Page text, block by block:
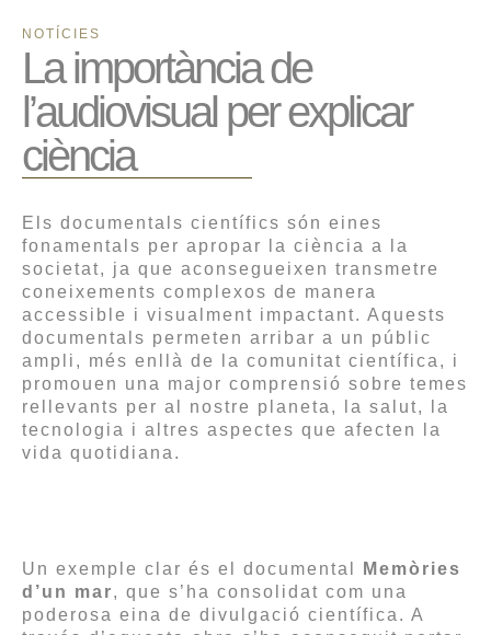
NOTÍCIES
La importància de
l’audiovisual per explicar
ciència
Els documentals científics són eines
fonamentals per apropar la ciència a la
societat, ja que aconsegueixen transmetre
coneixements complexos de manera
accessible i visualment impactant. Aquests
documentals permeten arribar a un públic
ampli, més enllà de la comunitat científica, i
promouen una major comprensió sobre temes
rellevants per al nostre planeta, la salut, la
tecnologia i altres aspectes que afecten la
vida quotidiana.
Un exemple clar és el documental
Memòries
d’un mar, que s’ha consolidat com una
poderosa eina de divulgació científica. A